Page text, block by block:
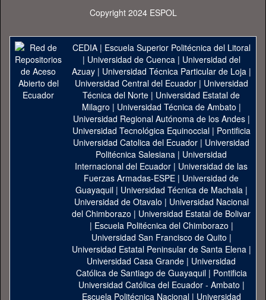
Copyright 2024 ESPOL
CEDIA| Escuela Superior Politécnica del Litoral
| Universidad de Cuenca| Universidad del
Azuay| Universidad Técnica Particular de Loja|
Universidad Central del Ecuador| Universidad
Técnica del Norte | Universidad Estatal de
Milagro | Universidad Técnica de Ambato |
Universidad Regional Autónoma de los Andes|
Universidad Tecnológica Equinoccial| Pontificia
Universidad Catolica del Ecuador | Universidad
Politécnica Salesiana | Universidad
Internacional del Ecuador | Universidad de las
Fuerzas Armadas-ESPE | Universidad de
Guayaquil| Universidad Técnica de Machala|
Universidad de Otavalo | Universidad Nacional
del Chimborazo | Universidad Estatal de Bolivar
| Escuela Politécnica del Chimborazo |
Universidad San Francisco de Quito |
Universidad Estatal Peninsular de Santa Elena|
Universidad Casa Grande | Universidad
Católica de Santiago de Guayaquil| Pontificia
Universidad Católica del Ecuador - Ambato |
Escuela Politécnica Nacional| Universidad